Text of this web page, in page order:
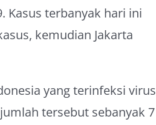
Kasus terbanyak hari ini
kemudian Jakarta
yang terinfeksi virus
tersebut sebanyak 7